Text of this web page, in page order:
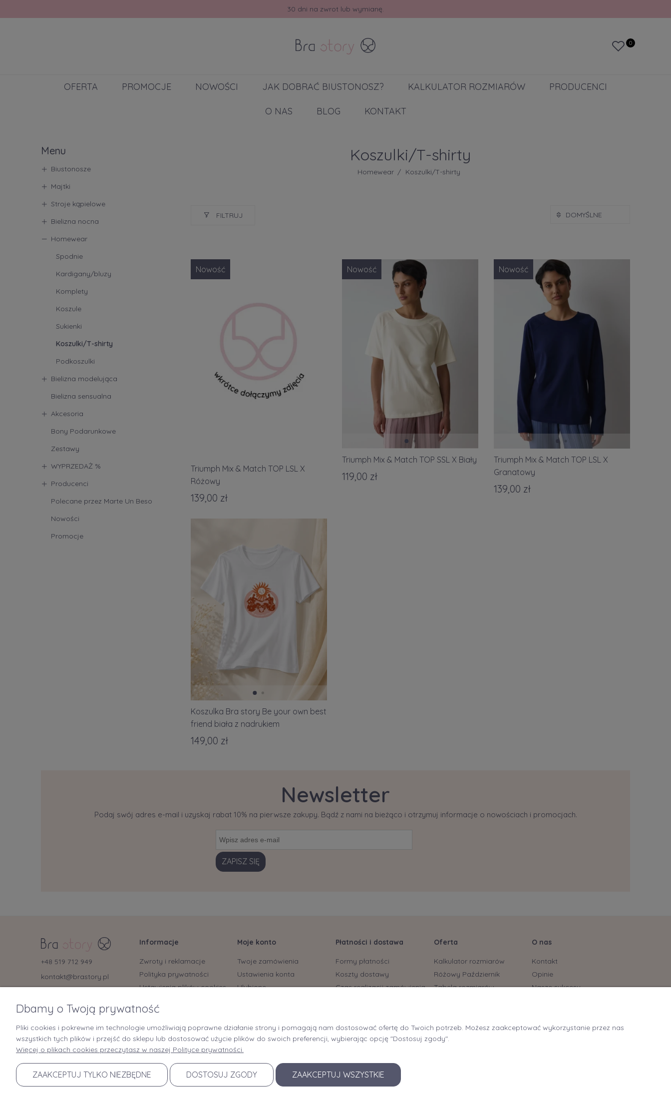
30 dni na zwrot lub wymianę.
0
OFERTA PROMOCJE NOWOŚCI JAK DOBRAĆ BIUSTONOSZ? KALKULATOR ROZMIARÓW PRODUCENCI
O NAS BLOG KONTAKT
Menu
Biustonosze
Majtki
Stroje kąpielowe
Bielizna nocna
Homewear
Spodnie
Kardigany/bluzy
Komplety
Koszule
Sukienki
Koszulki/T-shirty
Podkoszulki
Bielizna modelująca
Bielizna sensualna
Akcesoria
Bony Podarunkowe
Zestawy
WYPRZEDAŻ %
Producenci
Polecane przez Marte Un Beso
Nowości
Promocje
Koszulki/T-shirty
Homewear Koszulki/T-shirty
FILTRUJ
Bra Story biały/kremowy od
FILTRUJ
Triumph Mix & Match TOP LSL X
Różowy
139,00 zł
Nowość
Triumph Mix & Match TOP SSL X Biały
119,00 zł
Nowość
Triumph Mix & Match TOP LSL X
Granatowy
139,00 zł
Nowość
Koszulka Bra story Be your own best
friend biała z nadrukiem
149,00 zł
Newsletter
Podaj swój adres e-mail i uzyskaj rabat 10% na pierwsze zakupy. Bądź z nami na bieżąco i otrzymuj informacje o nowościach i promocjach.
ZAPISZ SIĘ
+48 519 712 949
kontakt@brastory.pl
(od poniedziałku do piątku, w
od 9:00-13:00)
Informacje
Zwroty i reklamacje
Polityka prywatności
Ustawienia plików cookies
Regulamin Bonów
Moje konto
Twoje zamówienia
Ustawienia konta
Ulubione
Płatności i dostawa
Formy płatności
Koszty dostawy
Czas realizacji zamówienia
Oferta
Kalkulator rozmiarów
Różowy Październik
Tabela rozmiarów
Brafitting Tarnowskie Góry
O nas
Kontakt
Opinie
Nasze sukcesy
Dbamy o Twoją prywatność
Pliki cookies i pokrewne im technologie umożliwiają poprawne działanie strony i pomagają nam dostosować ofertę do Twoich potrzeb. Możesz zaakceptować wykorzystanie przez nas
wszystkich tych plików i przejść do sklepu lub dostosować użycie plików do swoich preferencji, wybierając opcję "Dostosuj zgody".
Więcej o plikach cookies przeczytasz w naszej Polityce prywatności.
ZAAKCEPTUJ TYLKO NIEZBĘDNE DOSTOSUJ ZGODY ZAAKCEPTUJ WSZYSTKIE